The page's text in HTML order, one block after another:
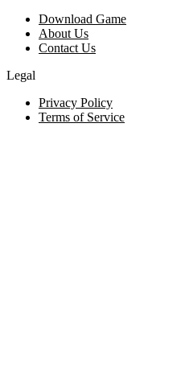
Download Game
About Us
Contact Us
Legal
Privacy Policy
Terms of Service